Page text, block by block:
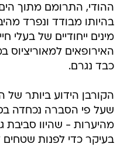
ההודי, התרומם מתוך הים
בהיותו מבודד ונפרד
מינים ייחודיים של בעלי
כבד נגרם.
הקורבן הידוע ביותר של
מהיערות - שהיוו סביבת
בעיקר כדי לפנות שטחים